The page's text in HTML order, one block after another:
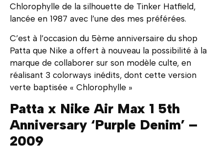
Chlorophylle de la silhouette de Tinker Hatfield,
lancée en 1987 avec l’une des mes préférées.
C’est à l’occasion du 5ème anniversaire du shop
Patta que Nike a offert à nouveau la possibilité à la
marque de collaborer sur son modèle culte, en
réalisant 3 colorways inédits, dont cette version
verte baptisée « Chlorophylle »
Patta x Nike Air Max 1 5th
Anniversary ‘Purple Denim’ –
2009